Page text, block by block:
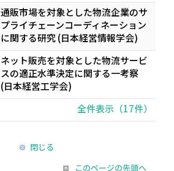
通販市場を対象とした物流企業のサ
プライチェーンコーディネーション
に関する研究 (日本経営情報学会)
ネット販売を対象とした物流サービ
スの適正水準決定に関する一考察
(日本経営工学会)
全件表示（17件）
閉じる
このページの先頭へ